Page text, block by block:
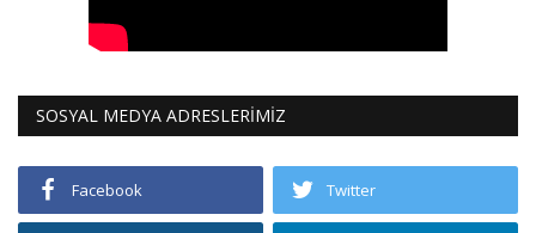
SOSYAL MEDYA ADRESLERİMİZ
Facebook Twitter